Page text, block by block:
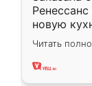
новую
вполне
два года,
Читать